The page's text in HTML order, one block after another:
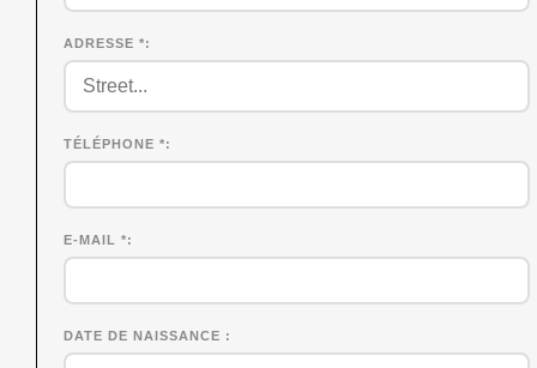
ADRESSE *
TÉLÉPHONE *
E-MAIL *
DATE DE NAISSANCE